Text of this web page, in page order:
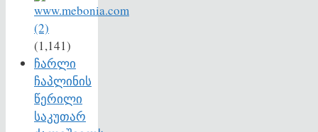
(1,141)
ჩარლი
ჩაპლინის
წერილი
საკუთარ